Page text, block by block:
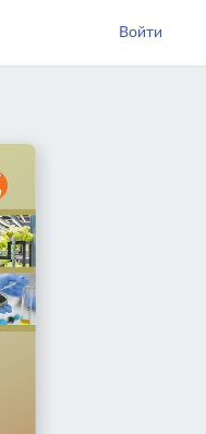
Войти